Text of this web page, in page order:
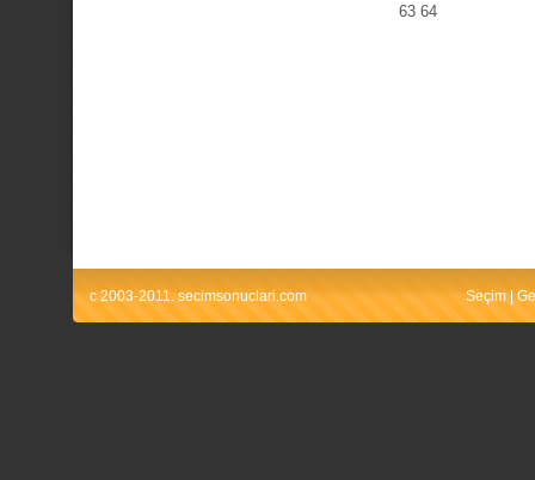
63 64
c 2003-2011. secimsonuclari.com Seçim